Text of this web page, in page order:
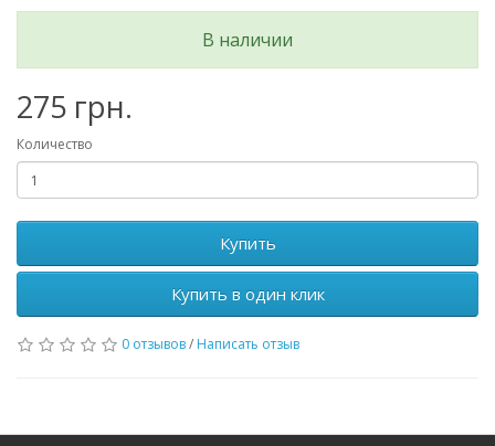
В наличии
275 грн.
Количество
Купить
Купить в один клик
0 отзывов/ Написать отзыв